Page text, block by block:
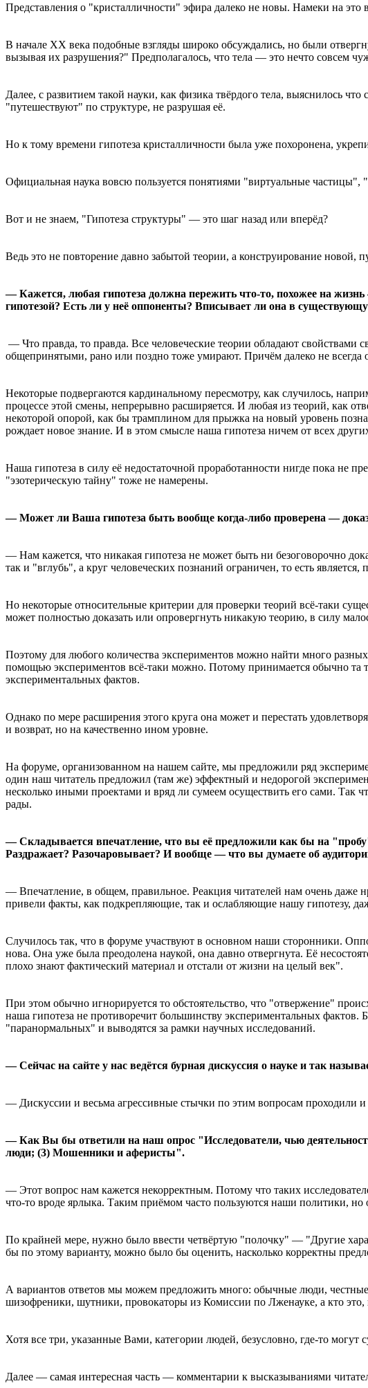
Представления о "кристалличности" эфира далеко не новы. Намеки на это
В начале ХХ века подобные взгляды широко обсуждались, но были
вызывая их разрушения?" Предполагалось, что тела — это нечто совсем
Далее, с развитием такой науки, как физика твёрдого тела, выяснилось
"путешествуют" по структуре, не разрушая её.
Но к тому времени гипотеза кристалличности была уже похоронена,
Официальная наука вовсю пользуется понятиями "виртуальные частицы",
Вот и не знаем, "Гипотеза структуры" — это шаг назад или вперёд?
Ведь это не повторение давно забытой теории, а конструирование
— Кажется, любая гипотеза должна пережить что-то, похожее на
гипотезой? Есть ли у неё оппоненты? Вписывает ли она в
— Что правда, то правда. Все человеческие теории обладают
общепринятыми, рано или поздно тоже умирают. Причём далеко не
Некоторые подвергаются кардинальному пересмотру, как случилось,
процессе этой смены, непрерывно расширяется. И любая из теорий, как
некоторой опорой, как бы трамплином для прыжка на новый уровень
рождает новое знание. И в этом смысле наша гипотеза ничем от всех
Наша гипотеза в силу её недостаточной проработанности нигде пока не
"эзотерическую тайну" тоже не намерены.
— Может ли Ваша гипотеза быть вообще когда-либо проверена —
— Нам кажется, что никакая гипотеза не может быть ни безоговорочно
так и "вглубь", а круг человеческих познаний ограничен, то есть
Но некоторые относительные критерии для проверки теорий всё-таки
может полностью доказать или опровергнуть никакую теорию, в силу
Поэтому для любого количества экспериментов можно найти много
помощью экспериментов всё-таки можно. Потому принимается обычно та
экспериментальных фактов.
Однако по мере расширения этого круга она может и перестать
и возврат, но на качественно ином уровне.
На форуме, организованном на нашем сайте, мы предложили ряд
один наш читатель предложил (там же) эффектный и недорогой
несколько иными проектами и вряд ли сумеем осуществить его сами. Так
рады.
— Складывается впечатление, что вы её предложили как бы на
Раздражает? Разочаровывает? И вообще — что вы думаете об
— Впечатление, в общем, правильное. Реакция читателей нам очень даже
привели факты, как подкрепляющие, так и ослабляющие нашу гипотезу,
Случилось так, что в форуме участвуют в основном наши сторонники.
нова. Она уже была преодолена наукой, она давно отвергнута. Её
плохо знают фактический материал и отстали от жизни на целый век".
При этом обычно игнорируется то обстоятельство, что "отвержение"
наша гипотеза не противоречит большинству экспериментальных фактов.
"паранормальных" и выводятся за рамки научных исследований.
— Сейчас на сайте у нас ведётся бурная дискуссия о науке и так
— Дискуссии и весьма агрессивные стычки по этим вопросам проходили
— Как Вы бы ответили на наш опрос "Исследователи, чью
люди; (3) Мошенники и аферисты".
— Этот вопрос нам кажется некорректным. Потому что таких
что-то вроде ярлыка. Таким приёмом часто пользуются наши политики, но
По крайней мере, нужно было ввести четвёртую "полочку" — "Другие
бы по этому варианту, можно было бы оценить, насколько корректны
А вариантов ответов мы можем предложить много: обычные люди,
шизофреники, шутники, провокаторы из Комиссии по Лженауке, а кто
Хотя все три, указанные Вами, категории людей, безусловно, где-то
Далее — самая интересная часть — комментарии к высказываниями